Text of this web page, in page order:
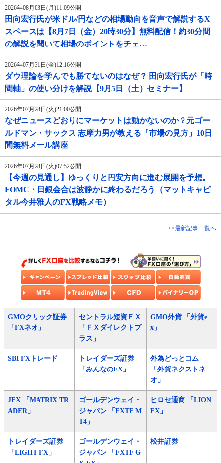
2026年08月03日(月)11:09公開
田向宏行氏が米ドル/円などの相場動向を音声で解説するX
スペースは【8月7日（金）20時30分】無料配信！約30分間
の解説を聞いて相場のポイントをチェ…
2026年07月31日(金)12:16公開
ダウ理論を学んでも勝てないのはなぜ？ 田向宏行氏が「時
間軸」の使い分けを解説【9月5日（土）セミナー】
2026年07月28日(火)21:00公開
なぜニュースどおりにマーケットは動かないのか？元ゴー
ルドマン・サックス 志摩力男が教える「市場の見方」10日
間無料メール講座
2026年07月28日(火)07:52公開
【今週の見通し】ゆっくりと円安方向に進む展開を予想。
FOMC・日銀会合は波静かに終わるだろう（マットキャピ
タル今井雅人のFX戦略メモ）
>>最新記事一覧へ
GMOクリック証券
「FXネオ」
セントラル短資ＦＸ
「ＦＸダイレクトプ
ラス」
GMO外貨 「外貨e
x」
SBI FXトレード
トレイダーズ証券
「みんなのFX」
外為どっとコム
「外貨ネクストネ
オ」
JFX 「MATRIX TR
ADER」
ゴールデンウェイ・
ジャパン 「FXTF M
T4」
ヒロセ通商 「LION
FX」
トレイダーズ証券
「LIGHT FX」
ゴールデンウェイ・
ジャパン 「FXTF G
松井証券